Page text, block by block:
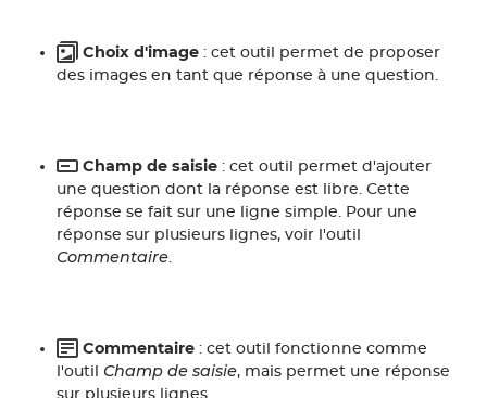
Choix d'image : cet outil permet de proposer
des images en tant que réponse à une question.
Champ de saisie : cet outil permet d'ajouter
une question dont la réponse est libre. Cette
réponse se fait sur une ligne simple. Pour une
réponse sur plusieurs lignes, voir l'outil
Commentaire
Commentaire : cet outil fonctionne comme
l'outil Champ de saisie, mais permet une réponse
sur plusieurs lignes.